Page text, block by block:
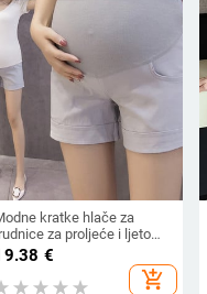
kratke hlače za
za proljeće i ljeto
Jednobojne, ležerne
trbušne hlače, kratke hlače
trudnice visokog struka,
€
add_shopping_cart